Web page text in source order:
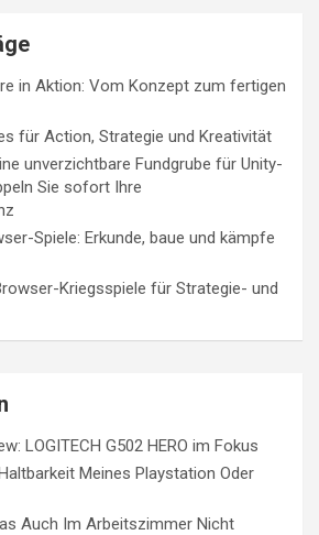
in Aktion: Vom Konzept zum fertigen
für Action, Strategie und Kreativität
unverzichtbare Fundgrube für Unity-
Sie sofort Ihre
Spiele: Erkunde, baue und kämpfe
Kriegsspiele für Strategie- und
LOGITECH G502 HERO im Fokus
Meines Playstation Oder
Auch Im Arbeitszimmer Nicht